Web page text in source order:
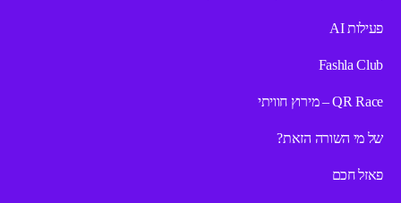
פעילות AI
Fashla Club
QR Race – מירוץ חוויתי
של מי השורה הזאת?
פאזל חכם